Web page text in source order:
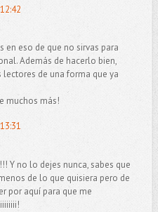
en eso de que no sirvas para
Además de hacerlo bien,
de una forma que ya
muchos más!
Y no lo dejes nunca, sabes que
de lo que quisiera pero de
por aquí para que me